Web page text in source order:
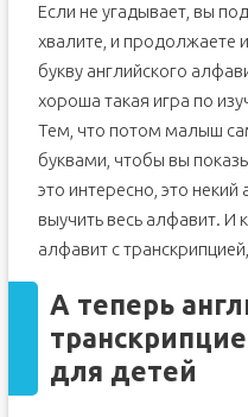
Если не угадывает, вы
хвалите, и продолжаете
букву английского
хороша такая игра по
Тем, что потом малыш
буквами, чтобы вы
это интересно, это
выучить весь алфавит. И
алфавит с
А теперь
для детей